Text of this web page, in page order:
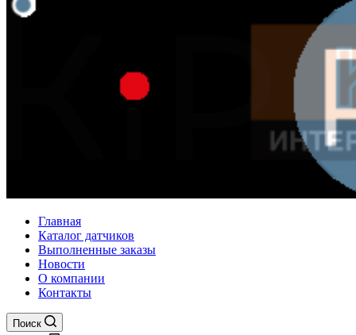
Главная
Каталог датчиков
Выполненные заказы
Новости
О компании
Контакты
Поиск